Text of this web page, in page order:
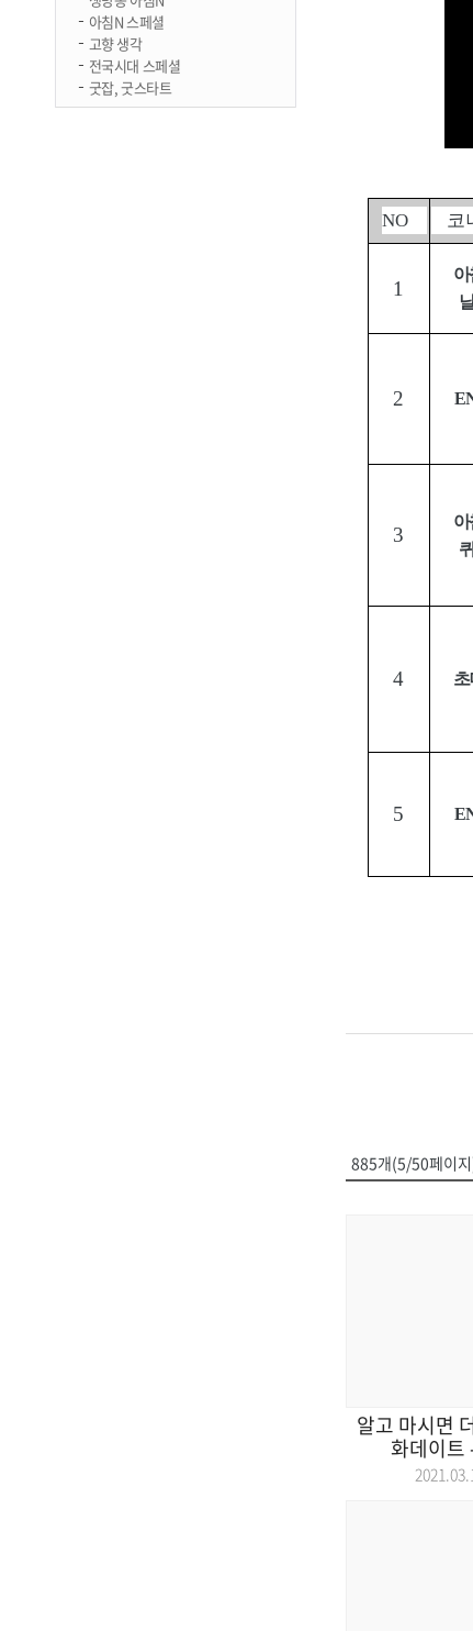
아침N 스페셜
고향 생각
전국시대 스페셜
굿잡, 굿스타트
NO 코
1
아
2
3
아
4 초
5
885개(5/50페이
알고 마시면
화데이트